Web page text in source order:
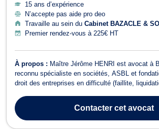
15 ans d’expérience
N’accepte pas aide pro deo
Travaille au sein du Cabinet BAZACLE &
Premier rendez-vous à 225€ HT
À propos : Maître Jérôme HENRI est avocat à
reconnu spécialiste en sociétés, ASBL et
droit des entreprises en difficulté (faillite,
en matière de responsabilité des administrateurs
ASBL et fondat...
Contactercet avocat